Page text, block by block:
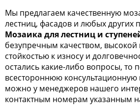
Мы предлагаем качественную
лестниц, фасадов и любых других
Мозаика для лестниц и
безупречным качеством,
стойкостью к износу и
остались какие-либо вопросы, то
всестороннюю консультационную
можно у менеджеров нашего
контактным номерам указанным